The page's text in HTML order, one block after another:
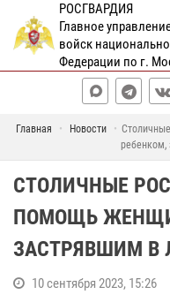
РОСГВАРДИЯ
Главное
войск
Федерации по г.
Главная Новости
ребенком,
СТОЛИЧНЫЕ
ПОМОЩЬ
ЗАСТРЯВШИМ В
10 сентября 2023, 15:26